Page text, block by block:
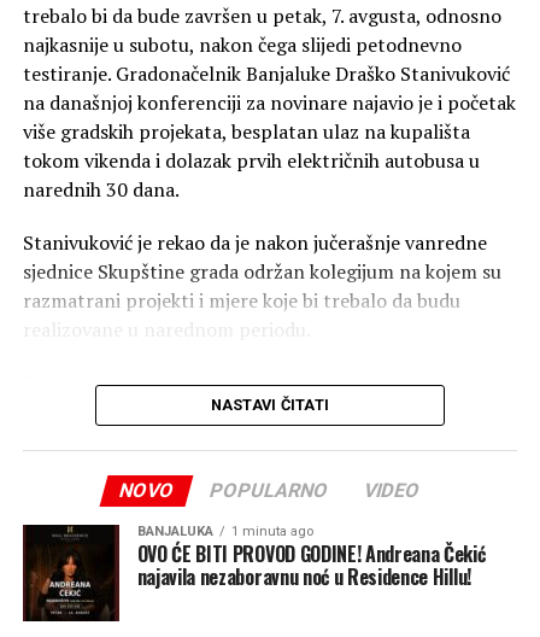
trebalo bi da bude završen u petak, 7. avgusta, odnosno
najkasnije u subotu, nakon čega slijedi petodnevno
testiranje. Gradonačelnik Banjaluke Draško Stanivuković
na današnjoj konferenciji za novinare najavio je i početak
više gradskih projekata, besplatan ulaz na kupališta
tokom vikenda i dolazak prvih električnih autobusa u
narednih 30 dana.
Stanivuković je rekao da je nakon jučerašnje vanredne
sjednice Skupštine grada održan kolegijum na kojem su
razmatrani projekti i mjere koje bi trebalo da budu
realizovane u narednom periodu.
Pet dana testiranja sistema vrijednog 10 miliona KM
Prema njegovim riječima, privode se kraju radovi na
koji bi trebalo da poboljša snabdijevanje vodom na
potezu od Dragočaja i dijela Kuljana do Piskavice.
„Radi se o ogromnom zahvatu koji obuhvata oko 10.000
građana. Radovi će biti završeni u petak, zaključno sa
subotom, nakon čega ćemo pet dana raditi testne faze
novog sistema“, rekao je Stanivuković.
NASTAVI ČITATI
NOVO POPULARNO VIDEO
BANJALUKA 1 minuta ago
OVO ĆE BITI PROVOD GODINE! Andreana Čekić
najavila nezaboravnu noć u Residence Hillu!